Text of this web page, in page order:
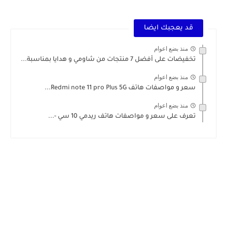
قد يعجبك ايضا
منذ بضع اعوام
تخفيضات على أفضل 7 منتجات من شاومي و هدايا بمناسبة...
منذ بضع اعوام
سعر و مواصفات هاتف Redmi note 11 pro Plus 5G...
منذ بضع اعوام
تعرف على سعر و مواصفات هاتف ريدمي 10 سي -...